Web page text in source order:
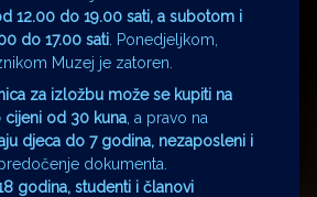
12.00 do 19.00 sati, a subotom i
do 17.00 sati . Ponedjeljkom,
Muzej je zatoren.
za izložbu može se kupiti na
od 30 kuna , a pravo na
djeca do 7 godina, nezaposleni i
predočenje dokumenta.
godina, studenti i članovi